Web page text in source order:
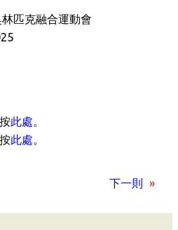
匹克融合運動會
此處。
此處。
下一則 »